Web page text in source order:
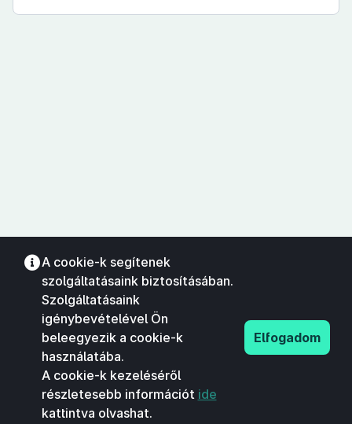
A cookie-k segítenek
szolgáltatásaink biztosításában.
Szolgáltatásaink
igénybevételével Ön
beleegyezik a cookie-k
használatába.
A cookie-k kezeléséről
részletesebb információt ide
kattintva olvashat.
Elfogadom